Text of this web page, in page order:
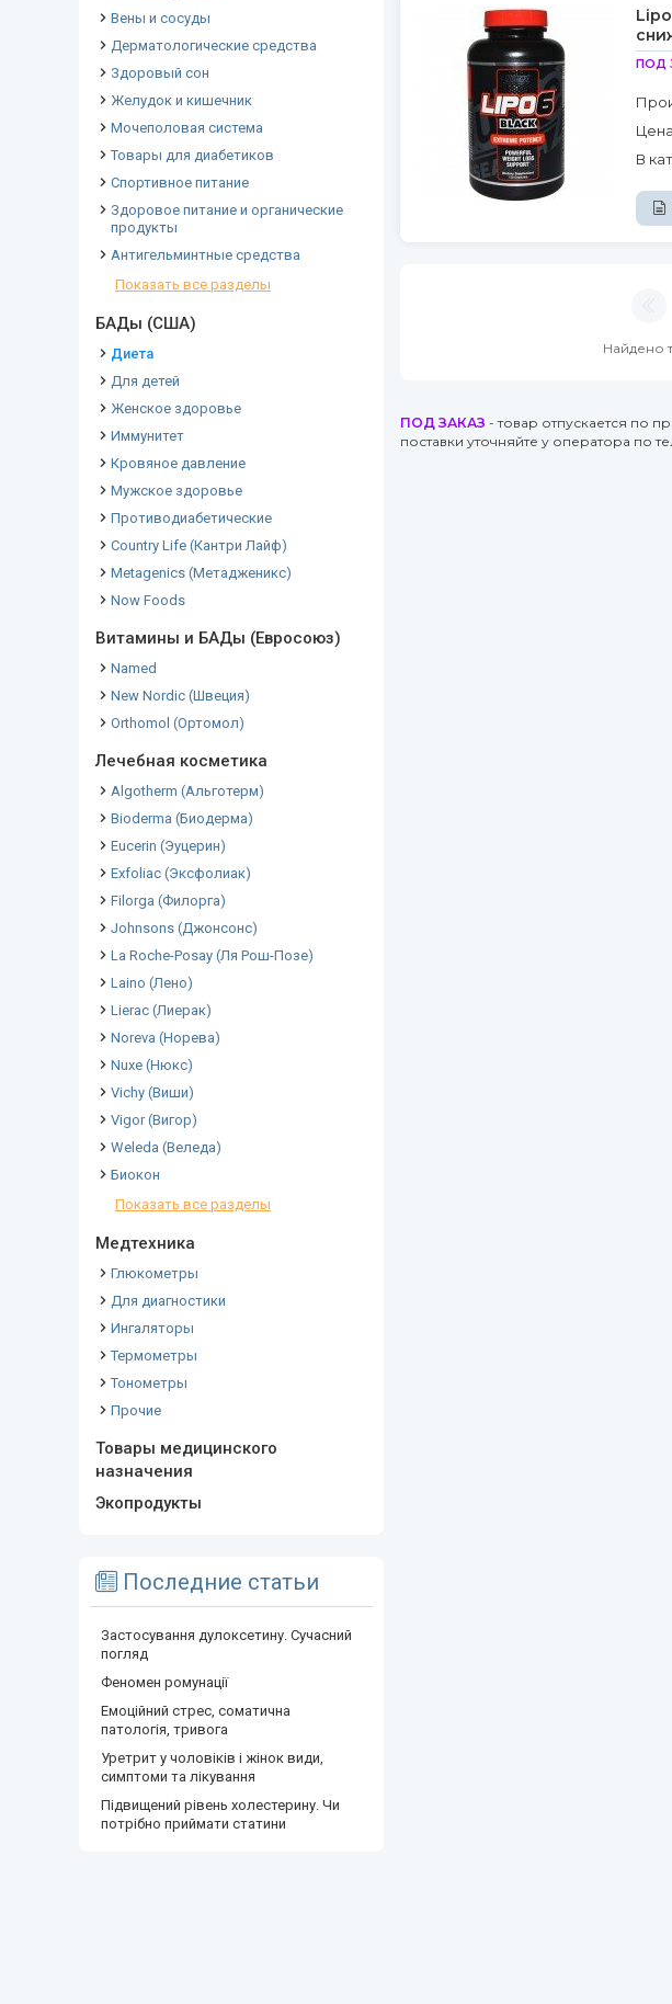
Вены и сосуды
Дерматологические средства
Здоровый сон
Желудок и кишечник
Мочеполовая система
Товары для диабетиков
Спортивное питание
Здоровое питание и органические
продукты
Антигельминтные средства
Показать все разделы
БАДы (США)
Диета
Для детей
Женское здоровье
Иммунитет
Кровяное давление
Мужское здоровье
Противодиабетические
Country Life (Кантри Лайф)
Metagenics (Метадженикс)
Now Foods
Витамины и БАДы (Евросоюз)
Named
New Nordic (Швеция)
Orthomol (Ортомол)
Лечебная косметика
Algotherm (Альготерм)
Bioderma (Биодерма)
Eucerin (Эуцерин)
Exfoliac (Эксфолиак)
Filorga (Филорга)
Johnsons (Джонсонс)
La Roche-Posay (Ля Рош-Позе)
Laino (Лено)
Lierac (Лиерак)
Noreva (Норева)
Nuxe (Нюкс)
Vichy (Виши)
Vigor (Вигор)
Weleda (Веледа)
Биокон
Показать все разделы
Медтехника
Глюкометры
Для диагностики
Ингаляторы
Термометры
Тонометры
Прочие
Товары медицинского
назначения
Экопродукты
Последние статьи
Застосування дулоксетину. Сучасний
погляд
Феномен ромунації
Емоційний стрес, соматична
патологія, тривога
Уретрит у чоловіків і жінок види,
симптоми та лікування
Підвищений рівень холестерину. Чи
потрібно приймати статини
ПОД
В
Найдено
ПОД ЗАКАЗ - товар отпускается по
поставки уточняйте у оператора по